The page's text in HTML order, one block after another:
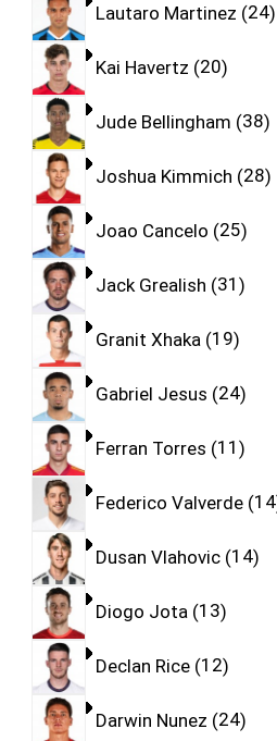
Lautaro Martinez 24
Kai Havertz 20
Jude Bellingham 38
Joshua Kimmich 28
Joao Cancelo 25
Jack Grealish 31
Granit Xhaka 19
Gabriel Jesus 24
Ferran Torres 11
Federico Valverde 14
Dusan Vlahovic 14
Diogo Jota 13
Declan Rice 12
Darwin Nunez 24